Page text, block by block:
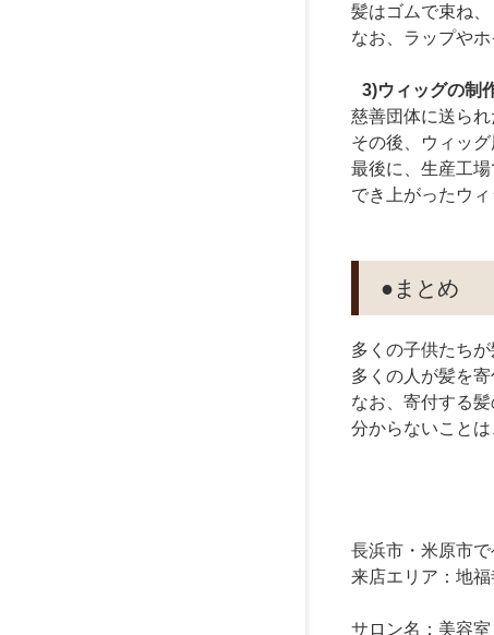
髪はゴムで束ね、
なお、ラップや
3)ウィッグの制
慈善団体に送ら
その後、ウィッ
最後に、生産工
でき上がったウ
●まとめ
多くの子供たち
多くの人が髪を
なお、寄付する
分からないこと
長浜市・米原市
来店エリア：地
サロン名：美容